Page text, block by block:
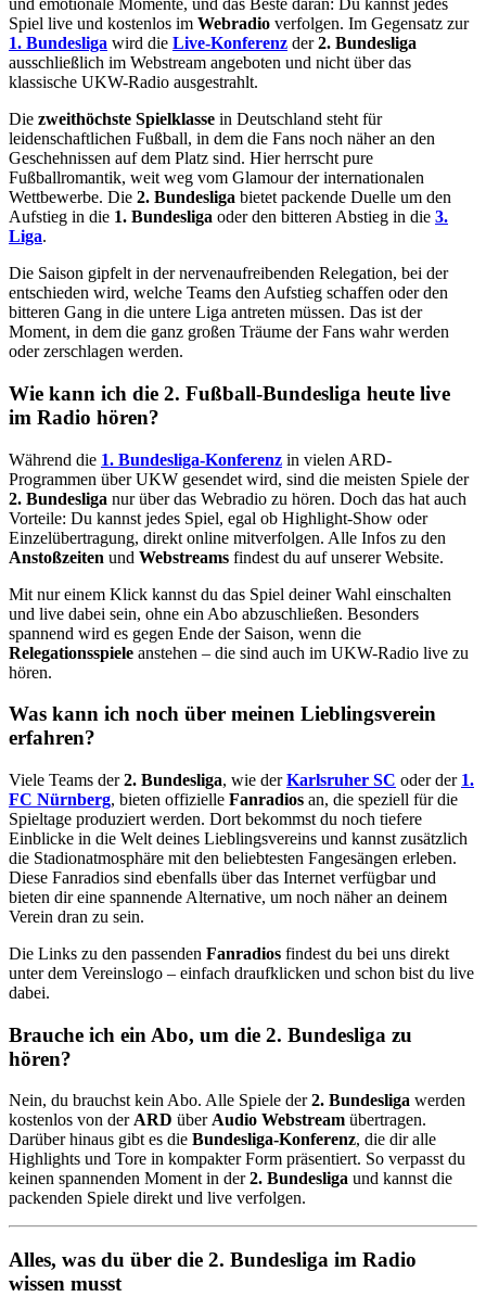
und emotionale Momente, und das Beste daran: Du kannst jedes
Spiel live und kostenlos im Webradio verfolgen. Im Gegensatz zur
1. Bundesliga wird die Live-Konferenz der2. Bundesliga
ausschließlich im Webstream angeboten und nicht über das
klassische UKW-Radio ausgestrahlt.
Die zweithöchste Spielklasse in Deutschland steht für
leidenschaftlichen Fußball, in dem die Fans noch näher an den
Geschehnissen auf dem Platz sind. Hier herrscht pure
Fußballromantik, weit weg vom Glamour der internationalen
Wettbewerbe. Die 2. Bundesliga bietet packende Duelle um den
Aufstieg in die 1. Bundesliga oder den bitteren Abstieg in die 3.
Liga.
Die Saison gipfelt in der nervenaufreibenden Relegation, bei der
entschieden wird, welche Teams den Aufstieg schaffen oder den
bitteren Gang in die untere Liga antreten müssen. Das ist der
Moment, in dem die ganz großen Träume der Fans wahr werden
oder zerschlagen werden.
Wie kann ich die 2. Fußball-Bundesliga heute live
im Radio hören?
Während die 1. Bundesliga-Konferenz in vielen ARD-
Programmen über UKW gesendet wird, sind die meisten Spiele der
2. Bundesliga nur über das Webradio zu hören. Doch das hat auch
Vorteile: Du kannst jedes Spiel, egal ob Highlight-Show oder
Einzelübertragung, direkt online mitverfolgen. Alle Infos zu den
Anstoßzeiten und Webstreams findest du auf unserer Website.
Mit nur einem Klick kannst du das Spiel deiner Wahl einschalten
und live dabei sein, ohne ein Abo abzuschließen. Besonders
spannend wird es gegen Ende der Saison, wenn die
Relegationsspiele anstehen – die sind auch im UKW-Radio live zu
hören.
Was kann ich noch über meinen Lieblingsverein
erfahren?
Viele Teams der2. Bundesliga, wie derKarlsruher SC oder der 1.
FC Nürnberg, bieten offizielle Fanradios an, die speziell für die
Spieltage produziert werden. Dort bekommst du noch tiefere
Einblicke in die Welt deines Lieblingsvereins und kannst zusätzlich
die Stadionatmosphäre mit den beliebtesten Fangesängen erleben.
Diese Fanradios sind ebenfalls über das Internet verfügbar und
bieten dir eine spannende Alternative, um noch näher an deinem
Verein dran zu sein.
Die Links zu den passenden Fanradios findest du bei uns direkt
unter dem Vereinslogo – einfach draufklicken und schon bist du live
dabei.
Brauche ich ein Abo, um die 2. Bundesliga zu
hören?
Nein, du brauchst kein Abo. Alle Spiele der2. Bundesliga werden
kostenlos von derARD überAudio Webstream übertragen.
Darüber hinaus gibt es die Bundesliga-Konferenz, die dir alle
Highlights und Tore in kompakter Form präsentiert. So verpasst du
keinen spannenden Moment in der2. Bundesliga und kannst die
packenden Spiele direkt und live verfolgen.
Alles, was du über die 2. Bundesliga im Radio
wissen musst